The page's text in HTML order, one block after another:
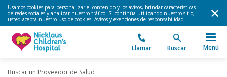
Usamos cookies para personalizar el contenido y los avisos, brindar características
de redes sociales y analizar nuestro tráfico. Si continúa utilizando nuestro sitio,
usted acepta nuestro uso de cookies. Avisos y exenciones de responsabilidad.
Llamar Buscar Menú
Buscar un Proveedor de Salud